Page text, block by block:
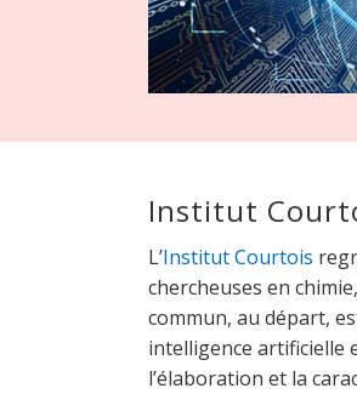
Institut
L’Institut Courtois
chercheuses en
commun, au départ,
intelligence artificielle
l’élaboration et la